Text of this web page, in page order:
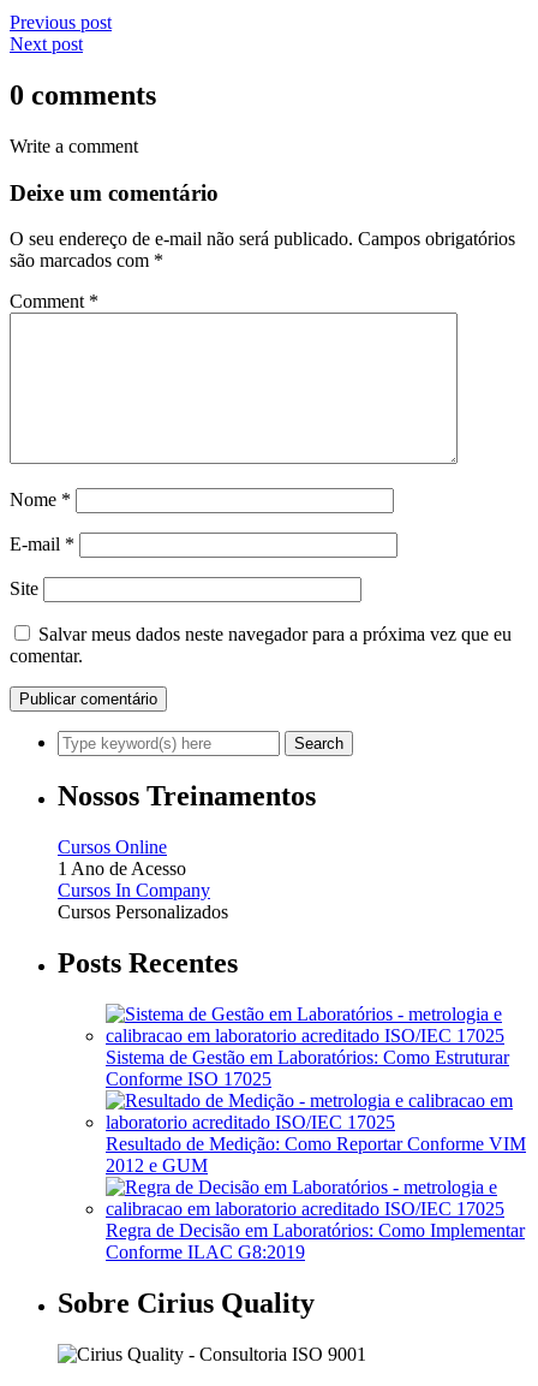
Previous post
Next post
0 comments
Write a comment
Deixe um comentário
O seu endereço de e-mail não será publicado. Campos obrigatórios
são marcados com *
Comment *
Nome *
E-mail *
Site
Salvar meus dados neste navegador para a próxima vez que eu
comentar.
Nossos Treinamentos
Cursos Online
1 Ano de Acesso
Cursos In Company
Cursos Personalizados
Posts Recentes
Sistema de Gestão em Laboratórios: Como Estruturar
Conforme ISO 17025
Resultado de Medição: Como Reportar Conforme VIM
2012 e GUM
Regra de Decisão em Laboratórios: Como Implementar
Conforme ILAC G8:2019
Sobre Cirius Quality